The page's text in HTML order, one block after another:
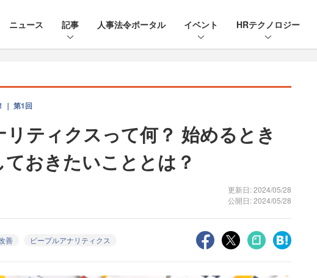
ニュース 記事 人事法令ポータル イベント HRテクノロジー
｜ 第1回
リティクスって何？ 始めるとき
おきたいこととは？
更新日: 2024/05/28
公開日: 2024/05/28
善 ピープルアナリティクス